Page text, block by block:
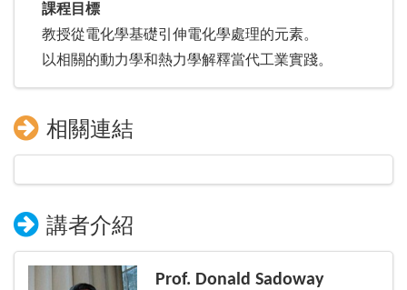
課程目標
教授從電化學基礎引伸電化學處理的元素。
以相關的動力學和熱力學解釋當代工業實踐。
相關連結
講者介紹
Prof. Donald Sadoway